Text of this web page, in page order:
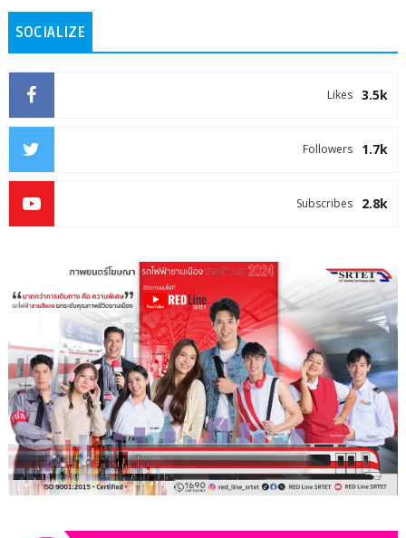
SOCIALIZE
3.5k
Likes
1.7k
Followers
2.8k
Subscribes